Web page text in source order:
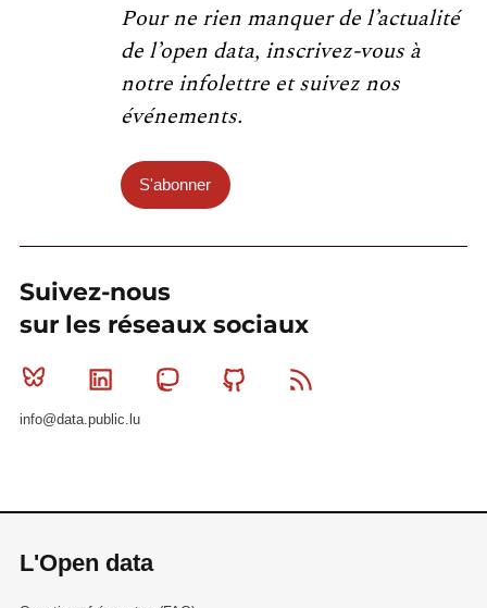
Pour ne rien manquer de l’actualité
de l’open data, inscrivez-vous à
notre infolettre et suivez nos
événements.
S'abonner
Suivez-nous
sur les réseaux sociaux
Bluesky Linkedin MastodonGithub
info@data.public.lu
L'Open data